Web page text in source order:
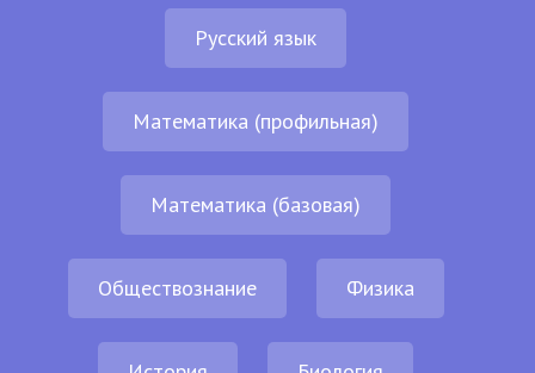
Русский язык
Математика (профильная)
Математика (базовая)
Обществознание Физика